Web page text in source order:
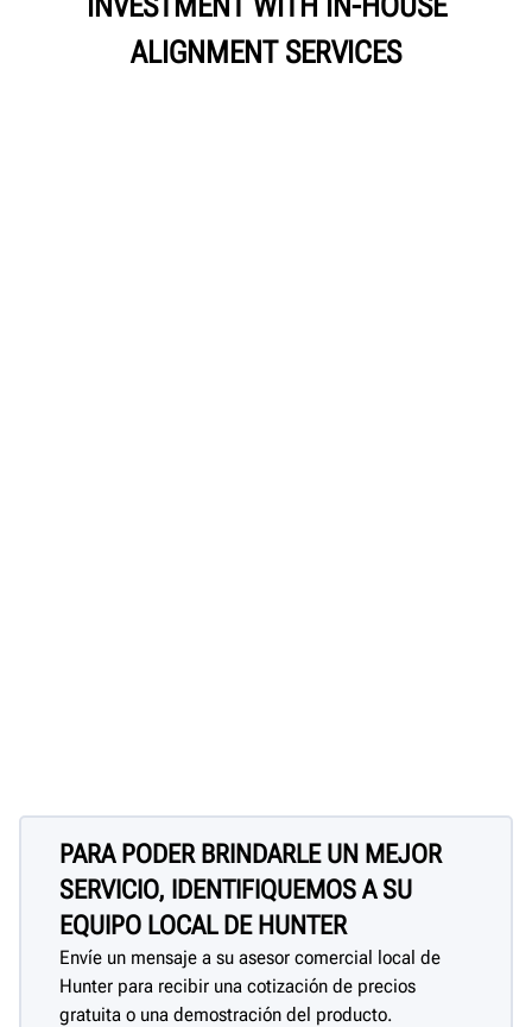
ALIGNMENT SERVICES
PARA PODER BRINDARLE UN MEJOR
SERVICIO, IDENTIFIQUEMOS A SU
EQUIPO LOCAL DE HUNTER
Envíe un mensaje a su asesor comercial local de
Hunter para recibir una cotización de precios
gratuita o una demostración del producto.